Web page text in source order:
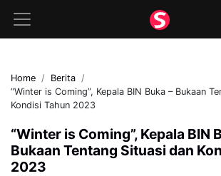
Home
Berita
“Winter is Coming”, Kepala BIN Buka – Bukaan
Kondisi Tahun 2023
“Winter is Coming”, Kepala BIN
Bukaan Tentang Situasi dan
2023